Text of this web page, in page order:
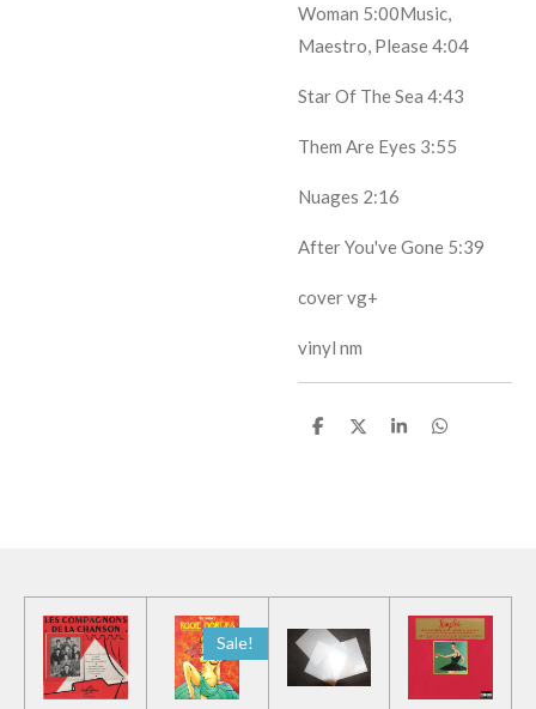
Woman 5:00Music,
Maestro, Please4:04
Star Of The Sea 4:43
Them Are Eyes 3:55
Nuages 2:16
After You've Gone 5:39
cover vg+
vinyl nm
D
D
S
D
Sale!